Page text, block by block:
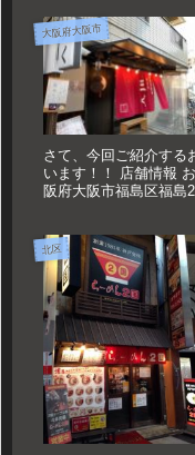
大阪府大阪市
さて、今回ご紹介する
います！！ 店舗情報
阪府大阪市福島区福島
北区